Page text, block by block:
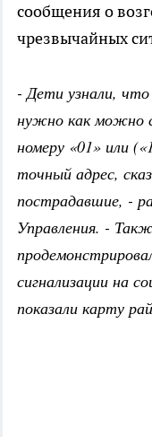
сообщения о
чрезвычайных
- Дети узнали,
нужно как можно
номеру «01» или
точный адрес,
пострадавшие, -
Управления. -
сигнализации на
показали карту